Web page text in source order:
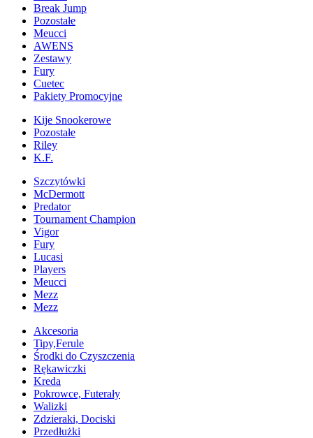
Break Jump
Pozostałe
Meucci
AWENS
Zestawy
Fury
Cuetec
Pakiety Promocyjne
Kije Snookerowe
Pozostałe
Riley
K.F.
Szczytówki
McDermott
Predator
Tournament Champion
Vigor
Fury
Lucasi
Players
Meucci
Mezz
Mezz
Akcesoria
Tipy,Ferule
Środki do Czyszczenia
Rękawiczki
Kreda
Pokrowce, Futerały
Walizki
Zdzieraki, Dociski
Przedłużki